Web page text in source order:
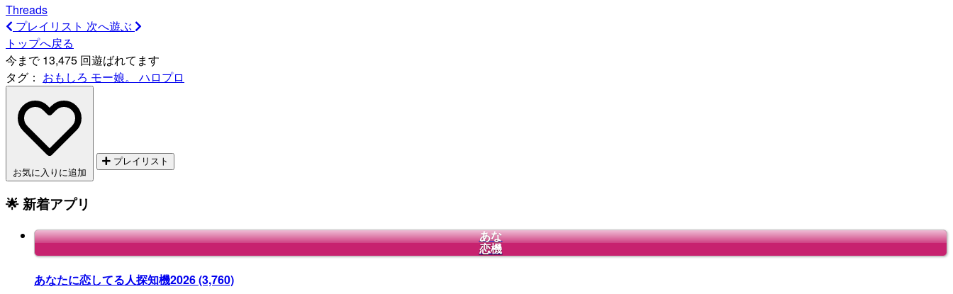
Threads
プレイリスト 次へ遊ぶ
トップへ戻る
今まで 13,475 回遊ばれてます
タグ： おもしろ モー娘。 ハロプロ
お気に入りに追加
プレイリスト
🌟 新着アプリ
あな
恋機
あなたに恋してる人探知機2026(3,760)